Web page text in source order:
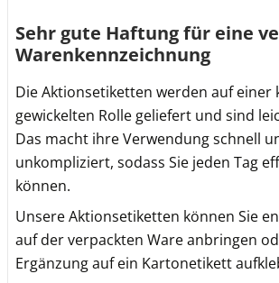
Sehr gute Haftung für eine
Warenkennzeichnung
Die Aktionsetiketten werden auf einer
gewickelten Rolle geliefert und sind
Das macht ihre Verwendung schnell
unkompliziert, sodass Sie jeden Tag
können.
Unsere Aktionsetiketten können Sie
auf der verpackten Ware anbringen
Ergänzung auf ein Kartonetikett